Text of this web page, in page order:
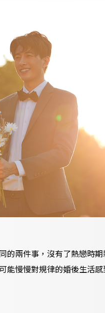
兩件事，沒有了熱戀時
慢慢對規律的婚後生活